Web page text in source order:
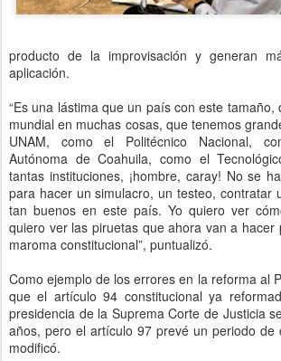
producto de la improvisación y generan
aplicación.
“Es una lástima que un país con este tamaño,
mundial en muchas cosas, que tenemos
UNAM, como el Politécnico Nacional,
Autónoma de Coahuila, como el
tantas instituciones, ¡hombre, caray! No se
para hacer un simulacro, un testeo, contratar
tan buenos en este país. Yo quiero ver
quiero ver las piruetas que ahora van a hacer
maroma constitucional”, puntualizó.
Como ejemplo de los errores en la reforma al
que el artículo 94 constitucional ya
presidencia de la Suprema Corte de Justicia
años, pero el artículo 97 prevé un periodo de
modificó.